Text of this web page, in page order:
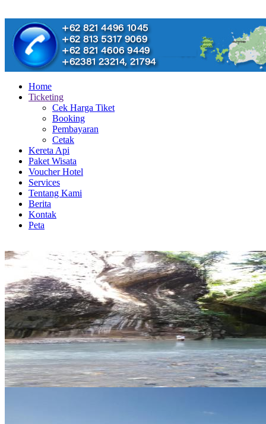
Home
Ticketing
Cek Harga Tiket
Booking
Pembayaran
Cetak
Kereta Api
Paket Wisata
Voucher Hotel
Services
Tentang Kami
Berita
Kontak
Peta